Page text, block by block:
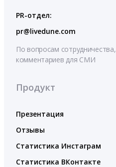
PR-отдел:
pr@livedune.com
По вопросам сотрудничества,
комментариев для СМИ
Продукт
Презентация
Отзывы
Статистика Инстаграм
Статистика ВКонтакте